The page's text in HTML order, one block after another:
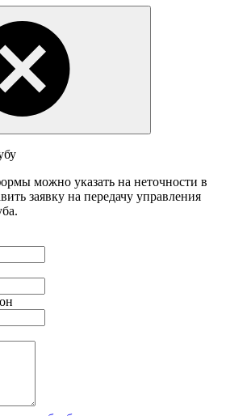
можно указать на неточности в
заявку на передачу управления